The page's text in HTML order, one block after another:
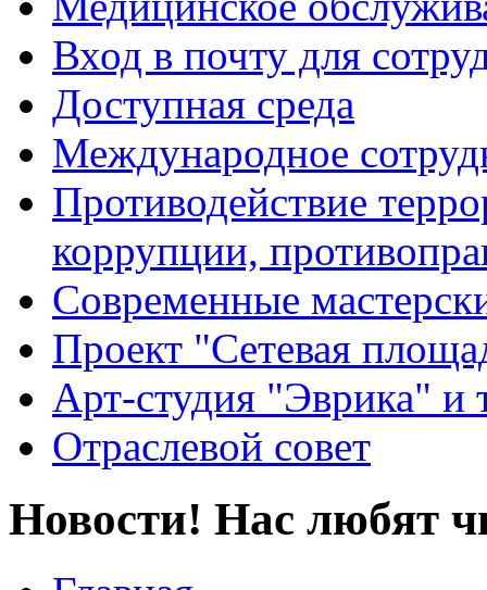
Вход в почту для
Доступная среда
Международное
Противодействие
коррупции,
Современные
Проект "Сетевая
Арт-студия "Эврика" и
Отраслевой совет
Новости! Нас любят